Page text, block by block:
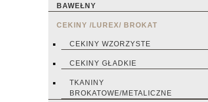
BAWEŁNY
CEKINY /LUREX/ BROKAT
CEKINY WZORZYSTE
CEKINY GŁADKIE
TKANINY
BROKATOWE/METALICZNE